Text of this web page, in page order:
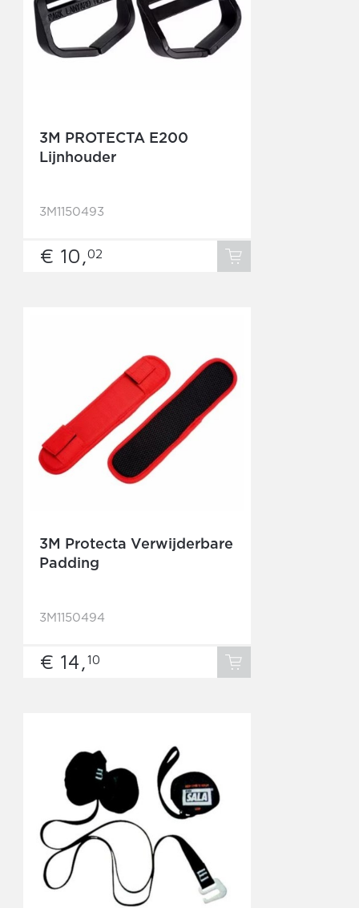
3M PROTECTA E200
Lijnhouder
3M1150493
€ 10,02
3M Protecta Verwijderbare
Padding
3M1150494
€ 14,10